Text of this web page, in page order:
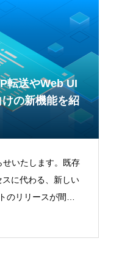
転送やWeb UI
の新機能を紹
せいたします。既存
に代わる、新しい
のリリースが間近
トレージプロバイ